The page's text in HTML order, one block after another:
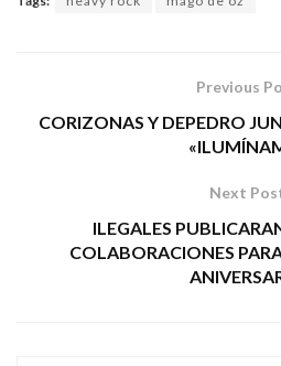
Previous
CORIZONAS Y DEPEDRO
Next
ILEGALES
COLABORACIONES